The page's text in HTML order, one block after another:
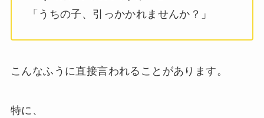
「うちの子、引っかかれませんか？」
こんなふうに直接言われることがあります。
特に、